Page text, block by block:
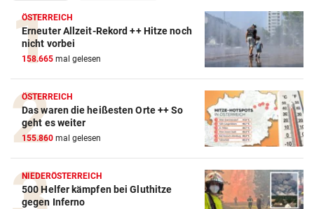
ÖSTERREICH
Erneuter Allzeit-Rekord ++ Hitze noch
nicht vorbei
158.665 mal gelesen
ÖSTERREICH
Das waren die heißesten Orte ++ So
geht es weiter
155.860 mal gelesen
NIEDERÖSTERREICH
500 Helfer kämpfen bei Gluthitze
gegen Inferno